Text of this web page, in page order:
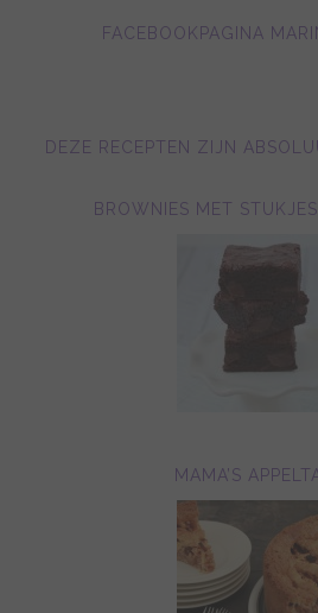
FACEBOOKPAGINA
DEZE RECEPTEN ZIJN
BROWNIES MET
MAMA’S